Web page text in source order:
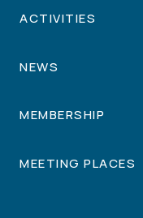
ACTIVITIES
NEWS
MEMBERSHIP
MEETING PLACES